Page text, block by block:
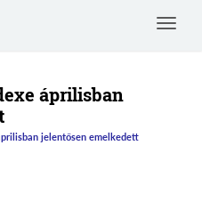
Toggle
áprilisban
jelentősen emelkedett